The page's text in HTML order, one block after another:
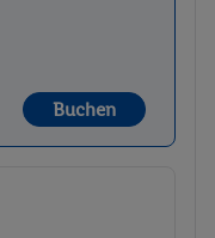
Buchen